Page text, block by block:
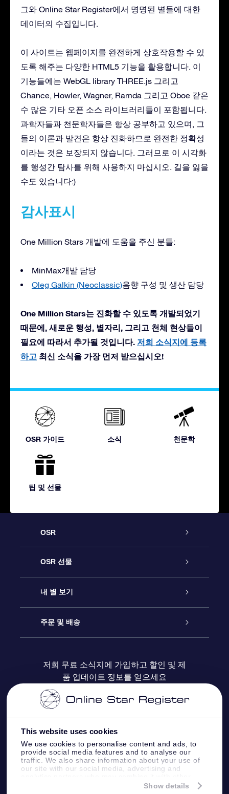
This website uses cookies
We use cookies to personalise content and ads, to
provide social media features and to analyse our
traffic. We also share information about your use of
our site with our social media, advertising and
information that you’ve provided to them or that
Show details
그와 Online Star Register에서 명명된 별들에 대한
데이터의 수집입니다.
이 사이트는 웹페이지를 완전하게 상호작용할 수 있
도록 해주는 다양한 HTML5 기능을 활용합니다. 이
기능들에는 WebGL library THREE.js 그리고
Chance, Howler, Wagner, Ramda 그리고 Oboe 같은
수 많은 기타 오픈 소스 라이브러리들이 포함됩니다.
과학자들과 천문학자들은 항상 공부하고 있으며, 그
들의 이론과 발견은 항상 진화하므로 완전한 정확성
이라는 것은 보장되지 않습니다. 그러므로 이 시각화
를 행성간 탐사를 위해 사용하지 마십시오. 길을 잃을
수도 있습니다:)
감사표시
One Million Stars 개발에 도움을 주신 분들:
MinMax개발 담당
Oleg Galkin (Neoclassic)음향 구성 및 생산 담당
One Million Stars는 진화할 수 있도록 개발되었기
때문에, 새로운 행성, 별자리, 그리고 천체 현상들이
필요에 따라서 추가될 것입니다. 저희 소식지에 등록
하고 최신 소식을 가장 먼저 받으십시오!
OSR 가이드 소식 천문학
팁 및 선물
OSR
고객 서비스
연락처
블로그
OSR 선물
온라인 별 선물
OSR 선물 팩
OSR 상품권
기업 선물
내 별 보기
Star Register
맞춤 별 페이지
One Million Stars
Fly me to the stars VR 앱
주문 및 배송
결제 정보
배송 정보
환불 정책
별자리
저희 무료 소식지에 가입하고 할인 및 제
품 업데이트 정보를 얻으세요